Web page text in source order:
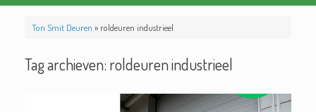
Ton Smit Deuren » roldeuren industrieel
Tag archieven: roldeuren industrieel